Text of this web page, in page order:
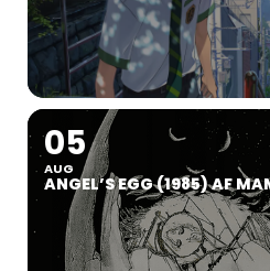
05
AUG
ANGEL’S EGG (1985) AF